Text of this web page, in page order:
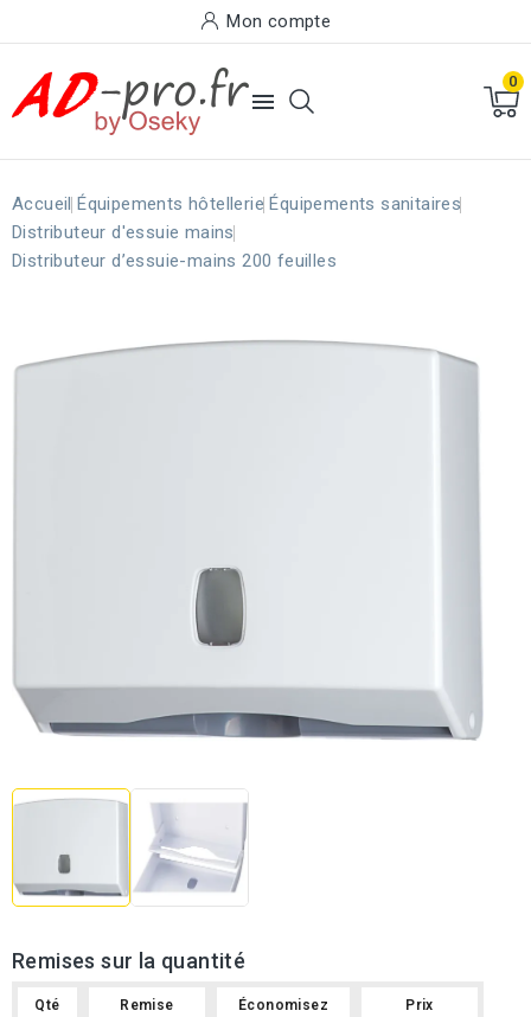
Mon compte

0
Accueil Équipements hôtellerie Équipements sanitaires
Distributeur d'essuie mains
Distributeur d’essuie-mains 200 feuilles
Remises sur la quantité
Qté Remise Économisez Prix